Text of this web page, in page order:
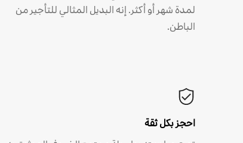
لمدة شهر أو أكثر. إنه البديل المثالي للتأجير من
الباطن.
احجز بكل ثقة